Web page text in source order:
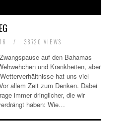
/ 38720 VIEWS
auf den Bahamas
und Krankheiten, aber
hat uns viel
allem Zeit zum Denken. Dabei
immer dringlicher, die wir
haben: Wie…